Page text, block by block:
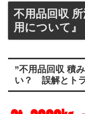
不用品回収
用について』
”不用品回収 積
い？ 誤解とト